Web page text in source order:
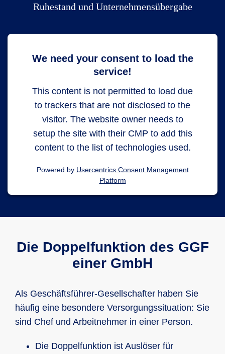
Ruhestand und Unternehmensübergabe
We need your consent to load the
service!
This content is not permitted to load due
to trackers that are not disclosed to the
visitor. The website owner needs to
setup the site with their CMP to add this
content to the list of technologies used.
Powered by Usercentrics Consent Management
Platform
Die Doppelfunktion des GGF
einer GmbH
Als Geschäftsführer-Gesellschafter haben Sie
häufig eine besondere Versorgungssituation: Sie
sind Chef und Arbeitnehmer in einer Person.
Die Doppelfunktion ist Auslöser für